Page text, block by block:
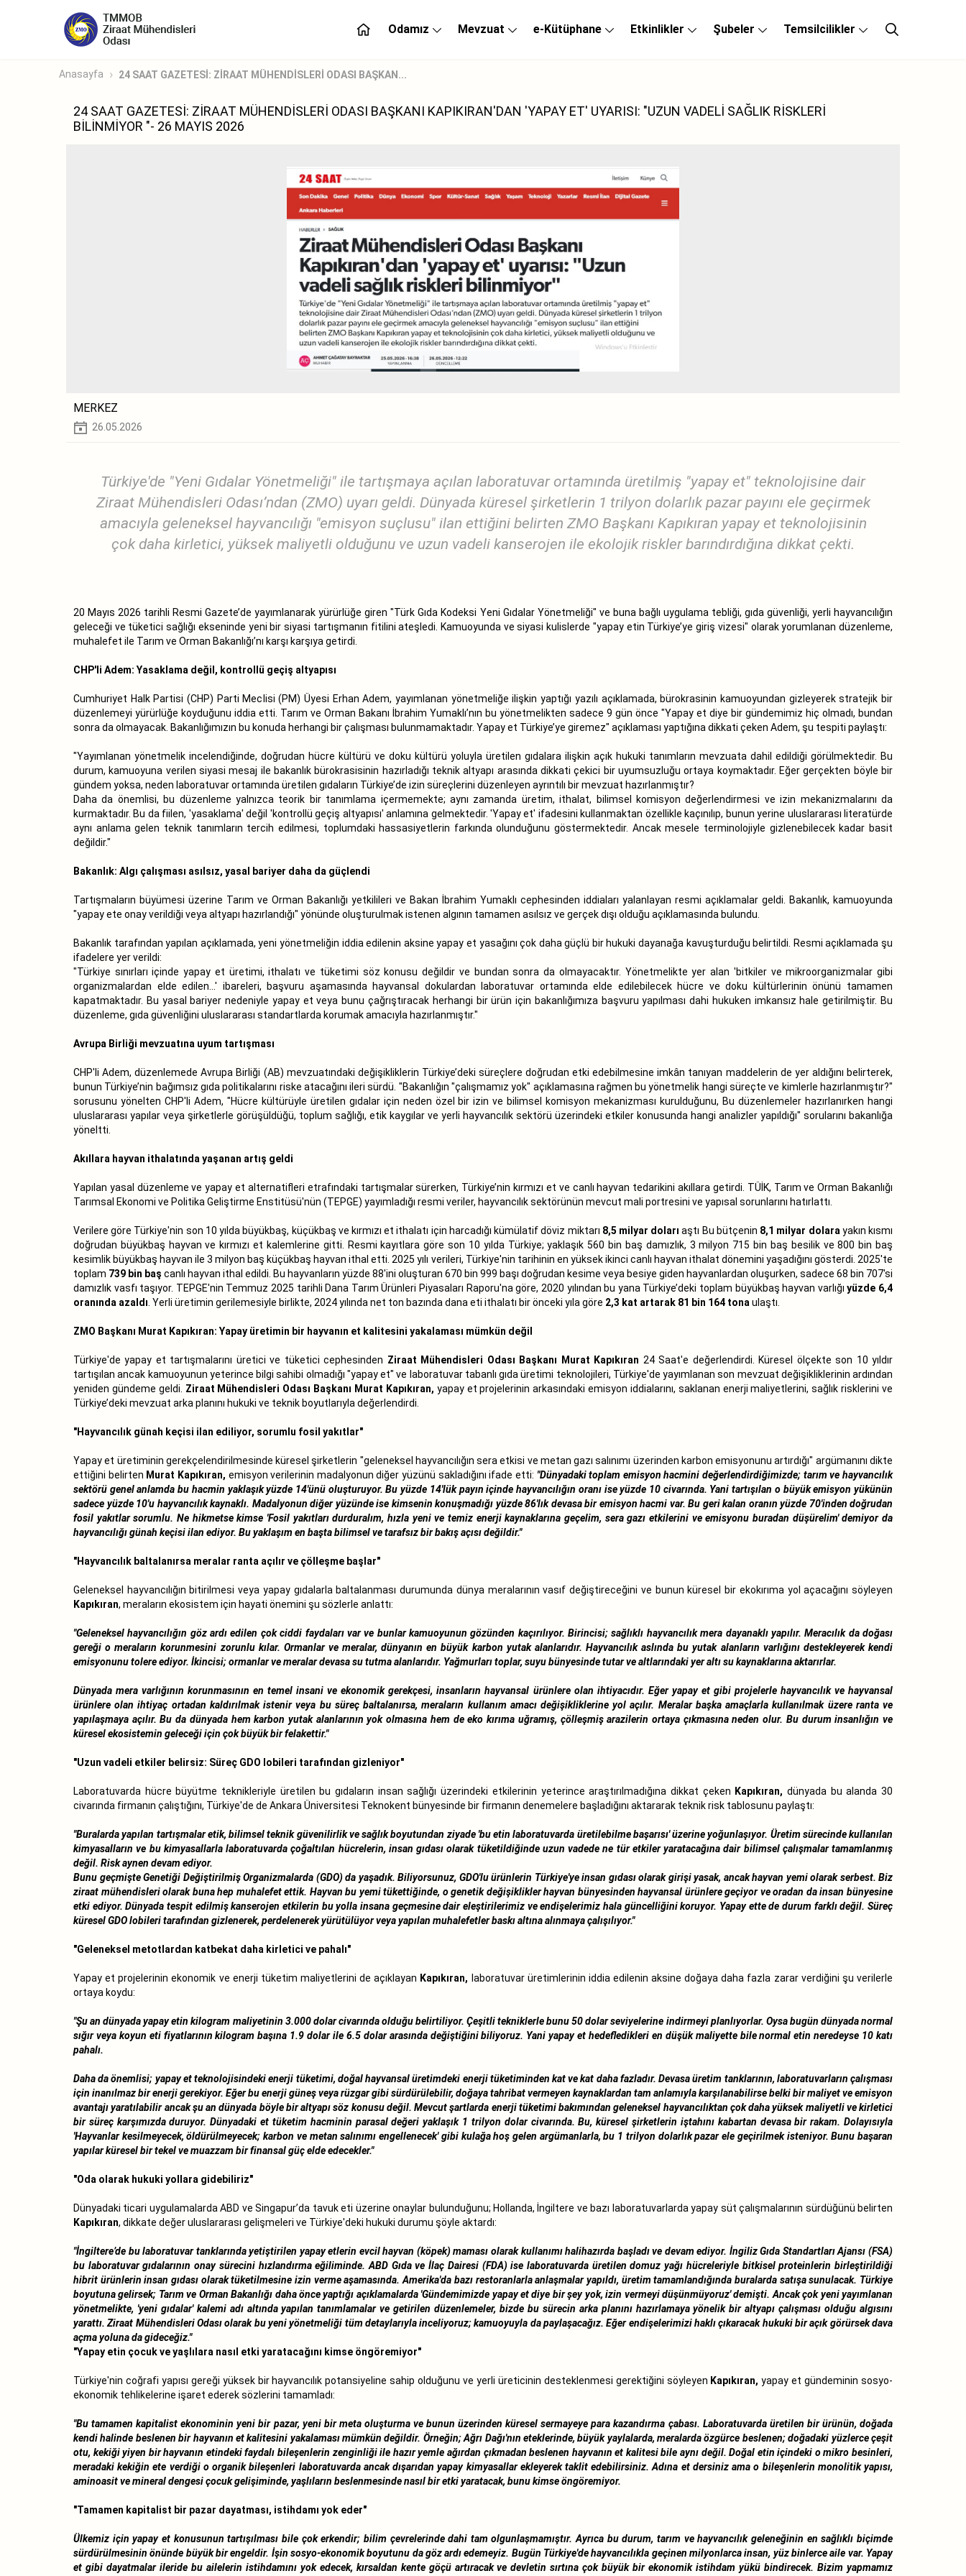
Odamız Mevzuat e-Kütüphane Etkinlikler Şubeler Temsilcilikler
Anasayfa 24 SAAT GAZETESİ: ZİRAAT MÜHENDİSLERİ ODASI BAŞKAN...
24 SAAT GAZETESİ: ZİRAAT MÜHENDİSLERİ ODASI BAŞKANI KAPIKIRAN'DAN 'YAPAY ET' UYARISI: "UZUN VADELİ SAĞLIK RİSKLERİ
BİLİNMİYOR "- 26 MAYIS 2026
MERKEZ
26.05.2026
Türkiye'de "Yeni Gıdalar Yönetmeliği" ile tartışmaya açılan laboratuvar ortamında üretilmiş "yapay et" teknolojisine dair
Ziraat Mühendisleri Odası’ndan (ZMO) uyarı geldi. Dünyada küresel şirketlerin 1 trilyon dolarlık pazar payını ele geçirmek
amacıyla geleneksel hayvancılığı "emisyon suçlusu" ilan ettiğini belirten ZMO Başkanı Kapıkıran yapay et teknolojisinin
çok daha kirletici, yüksek maliyetli olduğunu ve uzun vadeli kanserojen ile ekolojik riskler barındırdığına dikkat çekti.
20 Mayıs 2026 tarihliResmi Gazete’de yayımlanarak yürürlüğe giren "Türk Gıda Kodeksi Yeni Gıdalar Yönetmeliği" ve buna bağlı uygulama tebliği, gıda güvenliği, yerli hayvancılığın
geleceği ve tüketici sağlığı ekseninde yeni bir siyasi tartışmanın fitilini ateşledi. Kamuoyunda ve siyasi kulislerde "yapay etin Türkiye’ye giriş vizesi" olarak yorumlanan düzenleme,
muhalefet ile Tarım ve Orman Bakanlığı’nı karşı karşıya getirdi.
CHP'li Adem: Yasaklama değil, kontrollü geçiş altyapısı
Cumhuriyet Halk Partisi (CHP) Parti Meclisi (PM) Üyesi Erhan Adem, yayımlanan yönetmeliğe ilişkin yaptığı yazılı açıklamada, bürokrasinin kamuoyundan gizleyerek stratejik bir
düzenlemeyi yürürlüğe koyduğunu iddia etti. Tarım ve Orman Bakanı İbrahim Yumaklı’nın bu yönetmelikten sadece 9 gün önce "Yapay et diye bir gündemimiz hiç olmadı, bundan
sonra da olmayacak. Bakanlığımızın bu konuda herhangi bir çalışması bulunmamaktadır. Yapay et Türkiye’ye giremez" açıklaması yaptığına dikkati çeken Adem, şu tespiti paylaştı:
"Yayımlanan yönetmelik incelendiğinde, doğrudan hücre kültürü ve doku kültürü yoluyla üretilen gıdalara ilişkin açık hukuki tanımların mevzuata dahil edildiği görülmektedir. Bu
durum, kamuoyuna verilen siyasi mesaj ile bakanlık bürokrasisinin hazırladığı teknik altyapı arasında dikkati çekici bir uyumsuzluğu ortaya koymaktadır. Eğer gerçekten böyle bir
gündem yoksa, neden laboratuvar ortamında üretilen gıdaların Türkiye’de izin süreçlerini düzenleyen ayrıntılı bir mevzuat hazırlanmıştır?
Daha da önemlisi, bu düzenleme yalnızca teorik bir tanımlama içermemekte; aynı zamanda üretim, ithalat, bilimsel komisyon değerlendirmesi ve izin mekanizmalarını da
kurmaktadır. Bu da fiilen, 'yasaklama' değil 'kontrollü geçiş altyapısı' anlamına gelmektedir. 'Yapay et' ifadesini kullanmaktan özellikle kaçınılıp, bunun yerine uluslararası literatürde
aynı anlama gelen teknik tanımların tercih edilmesi, toplumdaki hassasiyetlerin farkında olunduğunu göstermektedir. Ancak mesele terminolojiyle gizlenebilecek kadar basit
değildir."
Bakanlık: Algı çalışması asılsız, yasal bariyer daha da güçlendi
Tartışmaların büyümesi üzerine Tarım ve Orman Bakanlığı yetkilileri ve Bakan İbrahim Yumaklı cephesinden iddiaları yalanlayan resmi açıklamalar geldi. Bakanlık, kamuoyunda
"yapay ete onay verildiği veya altyapı hazırlandığı" yönünde oluşturulmak istenen algının tamamen asılsız ve gerçek dışı olduğu açıklamasında bulundu.
Bakanlık tarafından yapılan açıklamada, yeni yönetmeliğin iddia edilenin aksine yapay et yasağını çok daha güçlü bir hukuki dayanağa kavuşturduğu belirtildi. Resmi açıklamada şu
ifadelere yer verildi:
"Türkiye sınırları içinde yapay et üretimi, ithalatı ve tüketimi söz konusu değildir ve bundan sonra da olmayacaktır. Yönetmelikte yer alan 'bitkiler ve mikroorganizmalar gibi
organizmalardan elde edilen...' ibareleri, başvuru aşamasında hayvansal dokulardan laboratuvar ortamında elde edilebilecek hücre ve doku kültürlerinin önünü tamamen
kapatmaktadır. Bu yasal bariyer nedeniyle yapay et veya bunu çağrıştıracak herhangi bir ürün için bakanlığımıza başvuru yapılması dahi hukuken imkansız hale getirilmiştir. Bu
düzenleme, gıda güvenliğini uluslararası standartlarda korumak amacıyla hazırlanmıştır."
Avrupa Birliği mevzuatına uyum tartışması
CHP'li Adem, düzenlemede Avrupa Birliği (AB) mevzuatındaki değişikliklerin Türkiye’deki süreçlere doğrudan etki edebilmesine imkân tanıyan maddelerin de yer aldığını belirterek,
bunun Türkiye’nin bağımsız gıda politikalarını riske atacağını ileri sürdü. "Bakanlığın "çalışmamız yok" açıklamasına rağmen bu yönetmelik hangi süreçte ve kimlerle hazırlanmıştır?"
sorusunu yönelten CHP'li Adem, "Hücre kültürüyle üretilen gıdalar için neden özel bir izin ve bilimsel komisyon mekanizması kurulduğunu, Bu düzenlemeler hazırlanırken hangi
uluslararası yapılar veya şirketlerle görüşüldüğü, toplum sağlığı, etik kaygılar ve yerli hayvancılık sektörü üzerindeki etkiler konusunda hangi analizler yapıldığı" sorularını bakanlığa
yöneltti.
Akıllara hayvan ithalatında yaşanan artış geldi
Yapılan yasal düzenleme ve yapay et alternatifleri etrafındaki tartışmalar sürerken, Türkiye’nin kırmızı et ve canlı hayvan tedarikini akıllara getirdi. TÜİK, Tarım ve Orman Bakanlığı
Tarımsal Ekonomi ve Politika Geliştirme Enstitüsü'nün (TEPGE) yayımladığı resmi veriler, hayvancılık sektörünün mevcut mali portresini ve yapısal sorunlarını hatırlattı.
Verilere göre Türkiye'nin son 10 yılda büyükbaş, küçükbaş ve kırmızı et ithalatı için harcadığı kümülatif döviz miktarı 8,5 milyar doları aştı Bu bütçenin 8,1 milyar dolara yakın kısmı
doğrudan büyükbaş hayvan ve kırmızı et kalemlerine gitti. Resmi kayıtlara göre son 10 yılda Türkiye; yaklaşık 560 bin baş damızlık, 3 milyon 715 bin baş besilik ve 800 bin baş
kesimlik büyükbaş hayvan ile 3 milyon baş küçükbaş hayvan ithal etti. 2025 yılı verileri, Türkiye'nin tarihinin en yüksek ikinci canlı hayvan ithalat dönemini yaşadığını gösterdi. 2025'te
toplam 739 bin baş canlı hayvan ithal edildi. Bu hayvanların yüzde 88'ini oluşturan 670 bin 999 başı doğrudan kesime veya besiye giden hayvanlardan oluşurken, sadece 68 bin 707'si
damızlık vasfı taşıyor. TEPGE'nin Temmuz 2025 tarihli Dana Tarım Ürünleri Piyasaları Raporu'na göre, 2020 yılından bu yana Türkiye’deki toplam büyükbaş hayvan varlığı yüzde 6,4
oranında azaldı . Yerli üretimin gerilemesiyle birlikte, 2024 yılında net ton bazında dana eti ithalatı bir önceki yıla göre 2,3 kat artarak 81 bin 164 tona ulaştı.
ZMO Başkanı Murat Kapıkıran: Yapay üretimin bir hayvanın et kalitesini yakalaması mümkün değil
Türkiye'de yapay et tartışmalarını üretici ve tüketici cephesinden Ziraat Mühendisleri Odası Başkanı Murat Kapıkıran 24 Saat'e değerlendirdi. Küresel ölçekte son 10 yıldır
tartışılan ancak kamuoyunun yeterince bilgi sahibi olmadığı "yapay et" ve laboratuvar tabanlı gıda üretimi teknolojileri, Türkiye'de yayımlanan son mevzuat değişikliklerinin ardından
yeniden gündeme geldi. Ziraat Mühendisleri Odası Başkanı Murat Kapıkıran, yapay et projelerinin arkasındaki emisyon iddialarını, saklanan enerji maliyetlerini, sağlık risklerini ve
Türkiye’deki mevzuat arka planını hukuki ve teknik boyutlarıyla değerlendirdi.
"Hayvancılık günah keçisi ilan ediliyor, sorumlu fosil yakıtlar"
Yapay et üretiminin gerekçelendirilmesinde küresel şirketlerin "geleneksel hayvancılığın sera etkisi ve metan gazı salınımı üzerinden karbon emisyonunu artırdığı" argümanını dikte
ettiğini belirten Murat Kapıkıran, emisyon verilerinin madalyonun diğer yüzünü sakladığını ifade etti: "Dünyadaki toplam emisyon hacmini değerlendirdiğimizde; tarım ve hayvancılık
sektörü genel anlamda bu hacmin yaklaşık yüzde 14'ünü oluşturuyor. Bu yüzde 14'lük payın içinde hayvancılığın oranı ise yüzde 10 civarında. Yani tartışılan o büyük emisyon yükünün
sadece yüzde 10'u hayvancılık kaynaklı. Madalyonun diğer yüzünde ise kimsenin konuşmadığı yüzde 86'lık devasa bir emisyon hacmi var. Bu geri kalan oranın yüzde 70'inden doğrudan
fosil yakıtlar sorumlu. Ne hikmetse kimse 'Fosil yakıtları durduralım, hızla yeni ve temiz enerji kaynaklarına geçelim, sera gazı etkilerini ve emisyonu buradan düşürelim' demiyor da
hayvancılığı günah keçisi ilan ediyor. Bu yaklaşım en başta bilimsel ve tarafsız bir bakış açısı değildir."
"Hayvancılık baltalanırsa meralar ranta açılır ve çölleşme başlar"
Geleneksel hayvancılığın bitirilmesi veya yapay gıdalarla baltalanması durumunda dünya meralarının vasıf değiştireceğini ve bunun küresel bir ekokırıma yol açacağını söyleyen
Kapıkıran, meraların ekosistem için hayati önemini şu sözlerle anlattı:
"Geleneksel hayvancılığın göz ardı edilen çok ciddi faydaları var ve bunlar kamuoyunun gözünden kaçırılıyor. Birincisi; sağlıklı hayvancılık mera dayanaklı yapılır. Meracılık da doğası
gereği o meraların korunmesini zorunlu kılar. Ormanlar ve meralar, dünyanın en büyük karbon yutak alanlarıdır. Hayvancılık aslında bu yutak alanların varlığını destekleyerek kendi
emisyonunu tolere ediyor. İkincisi; ormanlar ve meralar devasa su tutma alanlarıdır. Yağmurları toplar, suyu bünyesinde tutar ve altlarındaki yer altı su kaynaklarına aktarırlar.
Dünyada mera varlığının korunmasının en temel insani ve ekonomik gerekçesi, insanların hayvansal ürünlere olan ihtiyacıdır. Eğer yapay et gibi projelerle hayvancılık ve hayvansal
ürünlere olan ihtiyaç ortadan kaldırılmak istenir veya bu süreç baltalanırsa, meraların kullanım amacı değişikliklerine yol açılır. Meralar başka amaçlarla kullanılmak üzere ranta ve
yapılaşmaya açılır. Bu da dünyada hem karbon yutak alanlarının yok olmasına hem de eko kırıma uğramış, çölleşmiş arazilerin ortaya çıkmasına neden olur. Bu durum insanlığın ve
küresel ekosistemin geleceği için çok büyük bir felakettir."
"Uzun vadeli etkiler belirsiz: Süreç GDO lobileri tarafından gizleniyor"
Laboratuvarda hücre büyütme teknikleriyle üretilen bu gıdaların insan sağlığı üzerindeki etkilerinin yeterince araştırılmadığına dikkat çeken Kapıkıran, dünyada bu alanda 30
civarında firmanın çalıştığını, Türkiye'de de Ankara Üniversitesi Teknokent bünyesinde bir firmanın denemelere başladığını aktararak teknik risk tablosunu paylaştı:
"Buralarda yapılan tartışmalar etik, bilimsel teknik güvenilirlik ve sağlık boyutundan ziyade 'bu etin laboratuvarda üretilebilme başarısı' üzerine yoğunlaşıyor. Üretim sürecinde kullanılan
kimyasalların ve bu kimyasallarla laboratuvarda çoğaltılan hücrelerin, insan gıdası olarak tüketildiğinde uzun vadede ne tür etkiler yaratacağına dair bilimsel çalışmalar tamamlanmış
değil. Risk aynen devam ediyor.
Bunu geçmişte Genetiği Değiştirilmiş Organizmalarda (GDO) da yaşadık. Biliyorsunuz, GDO'lu ürünlerin Türkiye'ye insan gıdası olarak girişi yasak, ancak hayvan yemi olarak serbest. Biz
ziraat mühendisleri olarak buna hep muhalefet ettik. Hayvan bu yemi tükettiğinde, o genetik değişiklikler hayvan bünyesinden hayvansal ürünlere geçiyor ve oradan da insan bünyesine
etki ediyor. Dünyada tespit edilmiş kanserojen etkilerin bu yolla insana geçmesine dair eleştirilerimiz ve endişelerimiz hala güncelliğini koruyor. Yapay ette de durum farklı değil. Süreç
küresel GDO lobileri tarafından gizlenerek, perdelenerek yürütülüyor veya yapılan muhalefetler baskı altına alınmaya çalışılıyor."
"Geleneksel metotlardan katbekat daha kirletici ve pahalı"
Yapay et projelerinin ekonomik ve enerji tüketim maliyetlerini de açıklayan Kapıkıran, laboratuvar üretimlerinin iddia edilenin aksine doğaya daha fazla zarar verdiğini şu verilerle
ortaya koydu:
"Şu an dünyada yapay etin kilogram maliyetinin 3.000 dolar civarında olduğu belirtiliyor. Çeşitli tekniklerle bunu 50 dolar seviyelerine indirmeyi planlıyorlar. Oysa bugün dünyada normal
sığır veya koyun eti fiyatlarının kilogram başına 1.9 dolar ile 6.5 dolar arasında değiştiğini biliyoruz. Yani yapay et hedefledikleri en düşük maliyette bile normal etin neredeyse 10 katı
pahalı.
Daha da önemlisi; yapay et teknolojisindeki enerji tüketimi, doğal hayvansal üretimdeki enerji tüketiminden kat ve kat daha fazladır. Devasa üretim tanklarının, laboratuvarların çalışması
için inanılmaz bir enerji gerekiyor. Eğer bu enerji güneş veya rüzgar gibi sürdürülebilir, doğaya tahribat vermeyen kaynaklardan tam anlamıyla karşılanabilirse belki bir maliyet ve emisyon
avantajı yaratılabilir ancak şu an dünyada böyle bir altyapı söz konusu değil. Mevcut şartlarda enerji tüketimi bakımından geleneksel hayvancılıktan çok daha yüksek maliyetli ve kirletici
bir süreç karşımızda duruyor. Dünyadaki et tüketim hacminin parasal değeri yaklaşık 1 trilyon dolar civarında. Bu, küresel şirketlerin iştahını kabartan devasa bir rakam. Dolayısıyla
'Hayvanlar kesilmeyecek, öldürülmeyecek; karbon ve metan salınımı engellenecek' gibi kulağa hoş gelen argümanlarla, bu 1 trilyon dolarlık pazar ele geçirilmek isteniyor. Bunu başaran
yapılar küresel bir tekel ve muazzam bir finansal güç elde edecekler."
"Oda olarak hukuki yollara gidebiliriz"
Dünyadaki ticari uygulamalarda ABD ve Singapur’da tavuk eti üzerine onaylar bulunduğunu; Hollanda, İngiltere ve bazı laboratuvarlarda yapay süt çalışmalarının sürdüğünü belirten
Kapıkıran, dikkate değer uluslararası gelişmeleri ve Türkiye'deki hukuki durumu şöyle aktardı:
"İngiltere’de bu laboratuvar tanklarında yetiştirilen yapay etlerin evcil hayvan (köpek) maması olarak kullanımı halihazırda başladı ve devam ediyor. İngiliz Gıda Standartları Ajansı (FSA)
bu laboratuvar gıdalarının onay sürecini hızlandırma eğiliminde. ABD Gıda ve İlaç Dairesi (FDA) ise laboratuvarda üretilen domuz yağı hücreleriyle bitkisel proteinlerin birleştirildiği
hibrit ürünlerin insan gıdası olarak tüketilmesine izin verme aşamasında. Amerika'da bazı restoranlarla anlaşmalar yapıldı, üretim tamamlandığında buralarda satışa sunulacak. Türkiye
boyutuna gelirsek; Tarım ve Orman Bakanlığı daha önce yaptığı açıklamalarda 'Gündemimizde yapay et diye bir şey yok, izin vermeyi düşünmüyoruz' demişti. Ancak çok yeni yayımlanan
yönetmelikte, 'yeni gıdalar' kalemi adı altında yapılan tanımlamalar ve getirilen düzenlemeler, bizde bu sürecin arka planını hazırlamaya yönelik bir altyapı çalışması olduğu algısını
yarattı. Ziraat Mühendisleri Odası olarak bu yeni yönetmeliği tüm detaylarıyla inceliyoruz; kamuoyuyla da paylaşacağız. Eğer endişelerimizi haklı çıkaracak hukuki bir açık görürsek dava
açma yoluna da gideceğiz."
"Yapay etin çocuk ve yaşlılara nasıl etki yaratacağını kimse öngöremiyor"
Türkiye'nin coğrafi yapısı gereği yüksek bir hayvancılık potansiyeline sahip olduğunu ve yerli üreticinin desteklenmesi gerektiğini söyleyen Kapıkıran, yapay et gündeminin sosyo-
ekonomik tehlikelerine işaret ederek sözlerini tamamladı:
"Bu tamamen kapitalist ekonominin yeni bir pazar, yeni bir meta oluşturma ve bunun üzerinden küresel sermayeye para kazandırma çabası. Laboratuvarda üretilen bir ürünün, doğada
kendi halinde beslenen bir hayvanın et kalitesini yakalaması mümkün değildir. Örneğin; Ağrı Dağı'nın eteklerinde, büyük yaylalarda, meralarda özgürce beslenen; doğadaki yüzlerce çeşit
otu, kekiği yiyen bir hayvanın etindeki faydalı bileşenlerin zenginliği ile hazır yemle ağırdan çıkmadan beslenen hayvanın et kalitesi bile aynı değil. Doğal etin içindeki o mikro besinleri,
meradaki kekiğin ete verdiği o organik bileşenleri laboratuvarda ancak dışarıdan yapay kimyasallar ekleyerek taklit edebilirsiniz. Adına et dersiniz ama o bileşenlerin monolitik yapısı,
aminoasit ve mineral dengesi çocuk gelişiminde, yaşlıların beslenmesinde nasıl bir etki yaratacak, bunu kimse öngöremiyor.
"Tamamen kapitalist bir pazar dayatması, istihdamı yok eder"
Ülkemiz için yapay et konusunun tartışılması bile çok erkendir; bilim çevrelerinde dahi tam olgunlaşmamıştır. Ayrıca bu durum, tarım ve hayvancılık geleneğinin en sağlıklı biçimde
sürdürülmesinin önünde büyük bir engeldir. İşin sosyo-ekonomik boyutunu da göz ardı edemeyiz. Bugün Türkiye'de hayvancılıkla geçinen milyonlarca insan, yüz binlerce aile var. Yapay
et gibi dayatmalar ileride bu ailelerin istihdamını yok edecek, kırsaldan kente göçü artıracak ve devletin sırtına çok büyük bir ekonomik istihdam yükü bindirecek. Bizim yapmamız